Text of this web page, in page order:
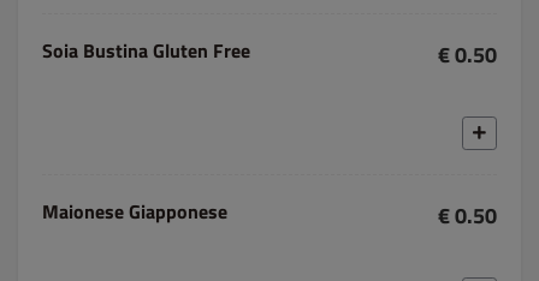
Soia Bustina Gluten Free € 0.50
Maionese Giapponese € 0.50